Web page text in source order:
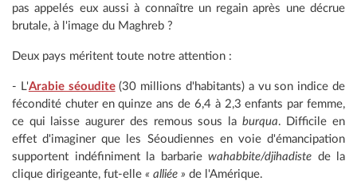
pas appelés eux aussi à connaître un regain après une décrue
brutale, à l'image du Maghreb ?
Deux pays méritent toute notre attention :
- L'Arabie séoudite(30 millions d'habitants) a vu son indice de
fécondité chuter en quinze ans de 6,4 à 2,3 enfants par femme,
ce qui laisse augurer des remous sous la burqua. Difficile en
effet d'imaginer que les Séoudiennes en voie d'émancipation
supportent indéfiniment la barbarie wahabbite/djihadiste de la
clique dirigeante, fut-elle « alliée » de l'Amérique.